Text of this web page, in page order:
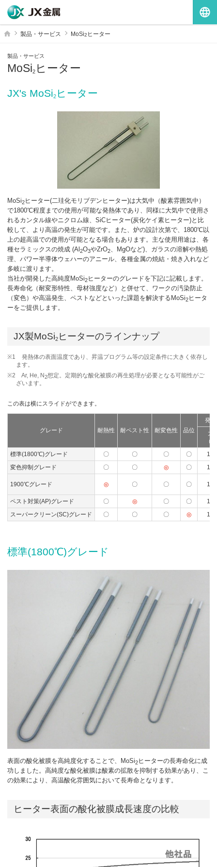
ホーム製品・サービス MoSi2 ヒーター
製品・サービス
MoSi2 ヒーター
JX's MoSi2 ヒーター
MoSi2ヒーター(二珪化モリブデンヒーター)は大気中（酸素雰囲気中）
で1800℃程度までの使用が可能な発熱体であり、同様に大気中で使用さ
れるカンタル線やニクロム線、SiCヒーター(炭化ケイ素ヒーター)と比
較して、より高温の発生が可能です。また、炉の設計次第で、1800℃以
上の超高温での使用が可能となる場合もあります。主な使用用途は、各
種セラミックスの焼成 (Al 2O3やZrO2、MgOなど)、ガラスの溶解や熱処
理、パワー半導体ウェハーのアニール、各種金属の焼結・焼き入れなど
多岐に渡ります。
当社が開発した高純度MoSi2ヒーターのグレードを下記に記載します。
長寿命化（耐変形特性、母材強度など）と併せて、ワークの汚染防止
（変色）や高温発生、ペストなどといった課題を解決するMoSi2ヒータ
ーをご提供します。
JX製MoSi2 ヒーターのラインナップ
※1
発熱体の表面温度であり、昇温プログラム等の設定条件に大きく依存し
ます。
※2
Ar, He, N2想定。定期的な酸化被膜の再生処理が必要となる可能性がご
ざいます。
グレード 耐熱性 耐ペスト性 耐変色性 品位
発
大
（
標準(1800℃)グレード
〇 〇 〇 〇
変色抑制グレード
〇 〇 ◎ 〇
1900℃グレード ◎ 〇 〇 〇
ペスト対策(AP)グレード 〇 ◎ 〇 〇
スーパークリーン(SC)グレード
〇 〇 〇 ◎
標準(1800℃)グレード
表面の酸化被膜を高純度化することで、MoSi2ヒーターの長寿命化に成
功しました。高純度な酸化被膜は酸素の拡散を抑制する効果があり、こ
の効果により、高温酸化雰囲気において長寿命となります。
ヒーター表面の酸化被膜成長速度の比較